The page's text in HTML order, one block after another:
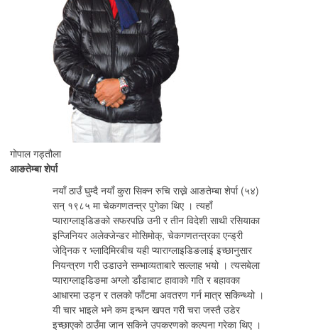
गोपाल गड्तौला
आङतेम्बा शेर्पा
नयाँ ठाउँ घुम्दै नयाँ कुरा सिक्न रुचि राख्ने आङतेम्बा शेर्पा (५४)
सन् १९८५ मा चेकगणतन्त्र पुगेका थिए । त्यहाँ
प्याराग्लाइडिङको सफरपछि उनी र तीन विदेशी साथी रसियाका
इन्जिनियर अलेक्जेन्डर मोसिमोक्, चेकगणतन्त्रका एन्ड्री
जेद्निक र भ्लादिमिरबीच यही प्याराग्लाइडिङलाई इच्छानुसार
नियन्त्रण गरी उडाउने सम्भाव्यताबारे सल्लाह भयो । त्यसबेला
प्याराग्लाइडिङमा अग्लो डाँडाबाट हावाको गति र बहावका
आधारमा उड्न र तलको फाँटमा अवतरण गर्न मात्र सकिन्थ्यो ।
यी चार भाइले भने कम इन्धन खपत गरी चरा जस्तै उडेर
इच्छाएको ठाउँमा जान सकिने उपकरणको कल्पना गरेका थिए ।